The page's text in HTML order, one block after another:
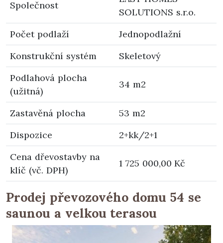
Společnost
SOLUTIONS s.r.o.
Počet podlaží
Jednopodlažní
Konstrukční systém
Skeletový
Podlahová plocha
(užitná)
34 m2
Zastavěná plocha
53 m2
Dispozice
2+kk/2+1
Cena dřevostavby na
klíč (vč. DPH)
1 725 000,00 Kč
Prodej převozového domu 54 se
saunou a velkou terasou